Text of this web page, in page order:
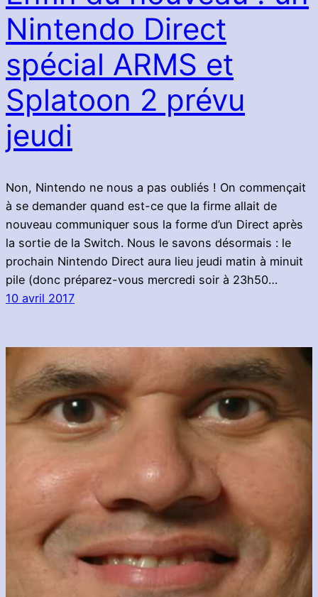
Nintendo Direct
spécial ARMS et
Splatoon 2 prévu
jeudi
Non, Nintendo ne nous a pas oubliés ! On commençait
à se demander quand est-ce que la firme allait de
nouveau communiquer sous la forme d’un Direct après
la sortie de la Switch. Nous le savons désormais : le
prochain Nintendo Direct aura lieu jeudi matin à minuit
pile (donc préparez-vous mercredi soir à 23h50…
10 avril 2017